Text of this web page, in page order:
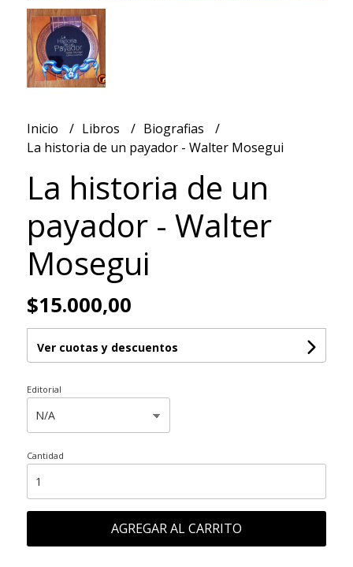
Inicio Libros
Biografias
La historia de un payador - Walter Mosegui
La historia de un
payador - Walter
Mosegui
$15.000,00
Ver cuotas y descuentos
Editorial
Cantidad
AGREGAR AL CARRITO